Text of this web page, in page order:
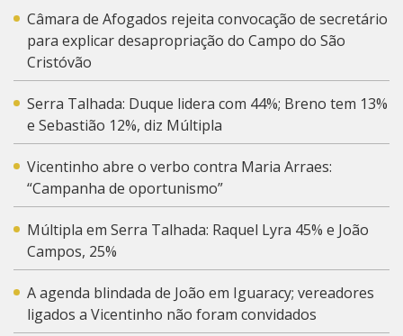
Câmara de Afogados rejeita convocação de secretário
para explicar desapropriação do Campo do São
Cristóvão
Serra Talhada: Duque lidera com 44%; Breno tem 13%
e Sebastião 12%, diz Múltipla
Vicentinho abre o verbo contra Maria Arraes:
“Campanha de oportunismo”
Múltipla em Serra Talhada: Raquel Lyra 45% e João
Campos, 25%
A agenda blindada de João em Iguaracy; vereadores
ligados a Vicentinho não foram convidados